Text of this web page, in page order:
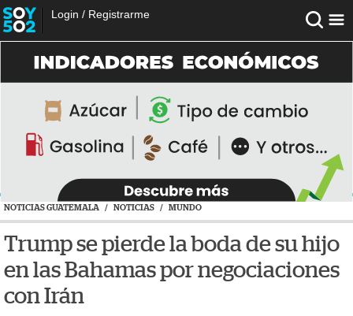
Login / Registrarme
NOTICIAS GUATEMALA / NOTICIAS / MUNDO
Trump se pierde la boda de su hijo
en las Bahamas por negociaciones
con Irán